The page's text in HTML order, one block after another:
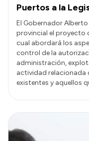
Puertos a la
El Gobernador
provincial el proyecto
cual abordará los
control de la
administración,
actividad relacionada
existentes y aquellos